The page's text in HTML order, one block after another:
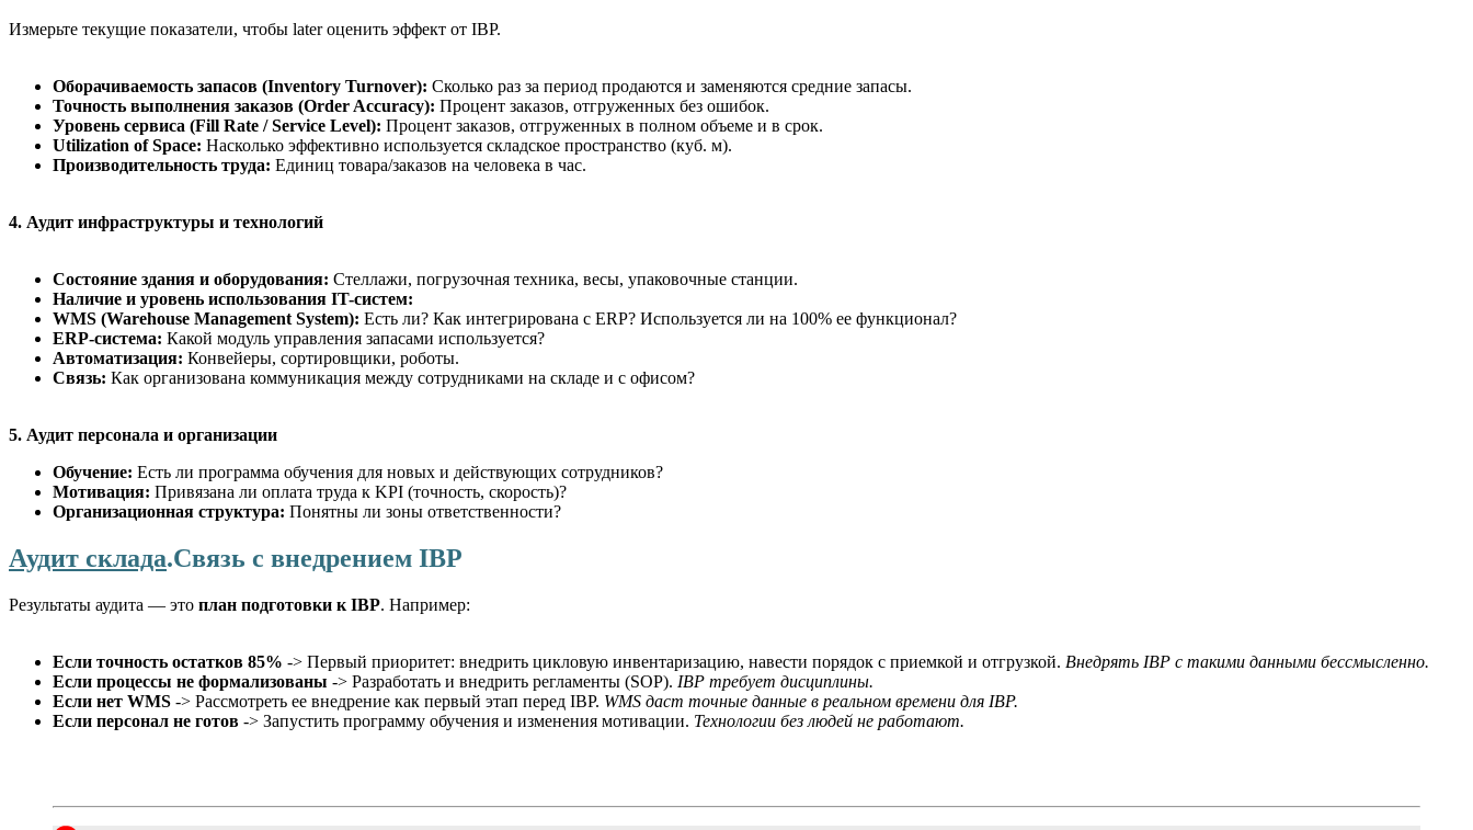
Измерьте текущие показатели, чтобы later оценить эффект от IBP.
Оборачиваемость запасов (Inventory Turnover): Сколько раз за период продаются и заменяются средние запасы.
Точность выполнения заказов (Order Accuracy): Процент заказов, отгруженных без ошибок.
Уровень сервиса (Fill Rate / Service Level): Процент заказов, отгруженных в полном объеме и в срок.
Utilization of Space: Насколько эффективно используется складское пространство (куб. м).
Производительность труда: Единиц товара/заказов на человека в час.
4. Аудит инфраструктуры и технологий
Состояние здания и оборудования: Стеллажи, погрузочная техника, весы, упаковочные станции.
Наличие и уровень использования IT-систем:
WMS (Warehouse Management System): Есть ли? Как интегрирована с ERP? Используется ли на 100% ее функционал?
ERP-система: Какой модуль управления запасами используется?
Автоматизация: Конвейеры, сортировщики, роботы.
Связь: Как организована коммуникация между сотрудниками на складе и с офисом?
5. Аудит персонала и организации
Обучение: Есть ли программа обучения для новых и действующих сотрудников?
Мотивация: Привязана ли оплата труда к KPI (точность, скорость)?
Организационная структура: Понятны ли зоны ответственности?
Аудит склада.Связь с внедрением IBP
Результаты аудита — это план подготовки к IBP. Например:
Если точность остатков 85% -> Первый приоритет: внедрить цикловую инвентаризацию, навести порядок с приемкой и отгрузкой. Внедрять IBP с такими данными бессмысленно.
Если процессы не формализованы -> Разработать и внедрить регламенты (SOP). IBP требует дисциплины.
Если нет WMS -> Рассмотреть ее внедрение как первый этап перед IBP. WMS даст точные данные в реальном времени для IBP.
Если персонал не готов -> Запустить программу обучения и изменения мотивации. Технологии без людей не работают.